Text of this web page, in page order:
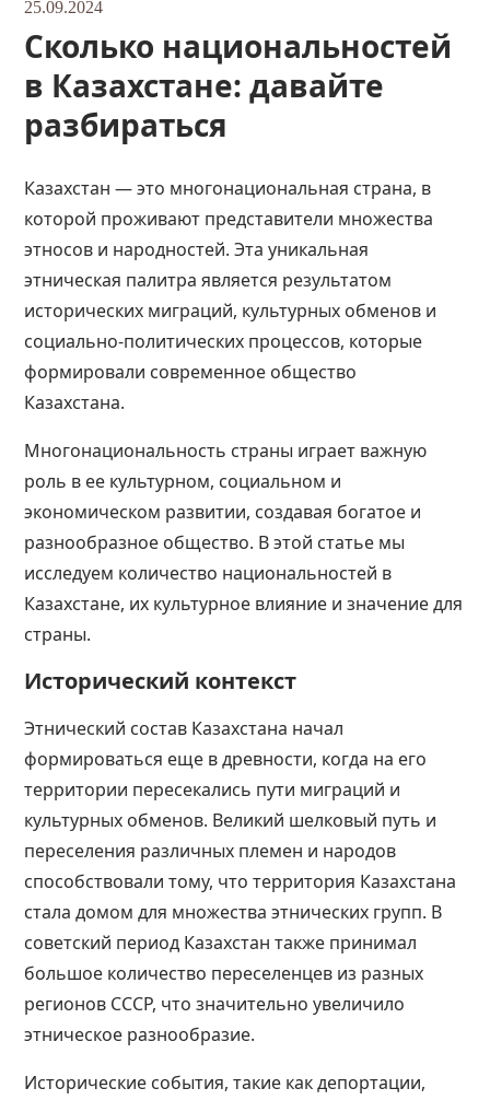
25.09.2024
Сколько национальностей
в Казахстане: давайте
разбираться
Казахстан — это многонациональная страна, в
которой проживают представители множества
этносов и народностей. Эта уникальная
этническая палитра является результатом
исторических миграций, культурных обменов и
социально-политических процессов, которые
формировали современное общество
Казахстана.
Многонациональность страны играет важную
роль в ее культурном, социальном и
экономическом развитии, создавая богатое и
разнообразное общество. В этой статье мы
исследуем количество национальностей в
Казахстане, их культурное влияние и значение для
страны​​​​​​.
Исторический контекст
Этнический состав Казахстана начал
формироваться еще в древности, когда на его
территории пересекались пути миграций и
культурных обменов. Великий шелковый путь и
переселения различных племен и народов
способствовали тому, что территория Казахстана
стала домом для множества этнических групп. В
советский период Казахстан также принимал
большое количество переселенцев из разных
регионов СССР, что значительно увеличило
этническое разнообразие​​​​​​.
Исторические события, такие как депортации,